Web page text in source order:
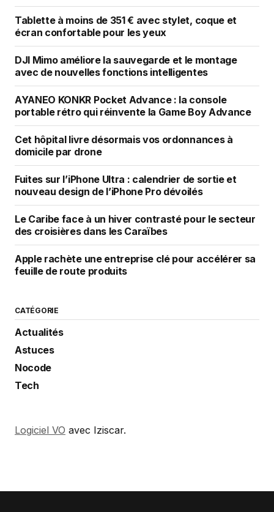
Tablette à moins de 351 € avec stylet, coque et
écran confortable pour les yeux
DJI Mimo améliore la sauvegarde et le montage
avec de nouvelles fonctions intelligentes
AYANEO KONKR Pocket Advance : la console
portable rétro qui réinvente la Game Boy Advance
Cet hôpital livre désormais vos ordonnances à
domicile par drone
Fuites sur l’iPhone Ultra : calendrier de sortie et
nouveau design de l’iPhone Pro dévoilés
Le Caribe face à un hiver contrasté pour le secteur
des croisières dans les Caraïbes
Apple rachète une entreprise clé pour accélérer sa
feuille de route produits
CATÉGORIE
Actualités
Astuces
Nocode
Tech
Logiciel VO avec Iziscar.